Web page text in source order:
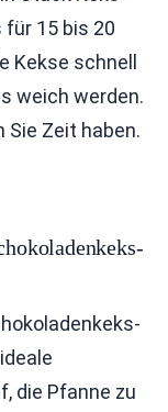
für 15 bis 20
Kekse schnell
weich werden.
Sie Zeit haben.
die Pfanne zu